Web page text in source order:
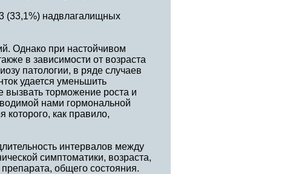
(33,1%) надвлагалищных
Однако при настойчивом
в зависимости от возраста
патологии, в ряде случаев
удается уменьшить
вызвать торможение роста и
нами гормональной
как правило,
интервалов между
симптоматики, возраста,
общего состояния.